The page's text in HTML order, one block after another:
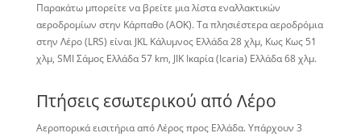
Παρακάτω μπορείτε να βρείτε μια λίστα εναλλακτικών
αεροδρομίων στην Κάρπαθο (AOK). Τα πλησιέστερα αεροδρόμια
στην Λέρο (LRS) είναι JKL Κάλυμνος Ελλάδα 28 χλμ, Κως Κως 51
χλμ, SMI Σάμος Ελλάδα 57 km, JIK Ικαρία (Icaria) Ελλάδα 68 χλμ.
Πτήσεις εσωτερικού από Λέρο
Αεροπορικά εισιτήρια από Λέρος προς Ελλάδα. Υπάρχουν 3